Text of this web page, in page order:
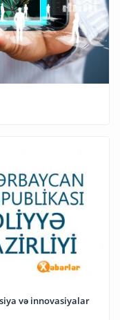
və innovasiyalar